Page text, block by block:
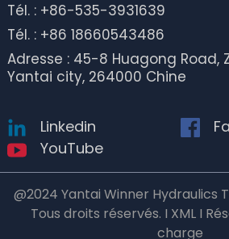
Tél. : +86-535-3931639
Tél. : +86 18660543486
Adresse : 45-8 Huagong Road,
Yantai city, 264000 Chine
Linkedin
YouTube
@2024 Yantai Winner Hydraulics
Tous droits réservés. I XML I
charge